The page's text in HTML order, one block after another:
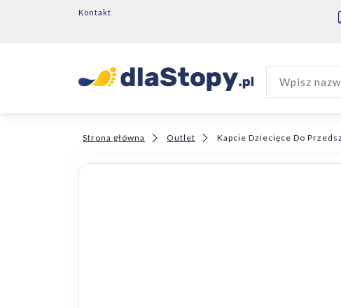
Kontakt
Wpisz
Strona główna Outlet Kapcie Dziecięce Do